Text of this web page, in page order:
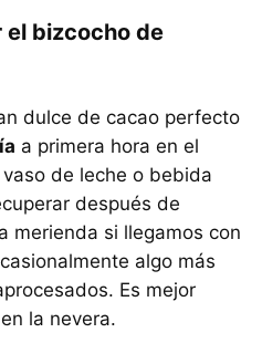
el bizcocho de
dulce de cacao perfecto
a primera hora en el
de leche o bebida
después de
merienda si llegamos con
algo más
Es mejor
la nevera.